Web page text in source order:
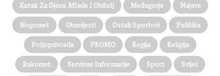
Kutak Za Djecu, Mlade I Obitelj Međugorje Najave
Nogomet Obavijesti Ostali Sportovi Politika
Poljoprivreda PROMO Regija Religija
Rukomet Servisne Informacije Sport Svijet